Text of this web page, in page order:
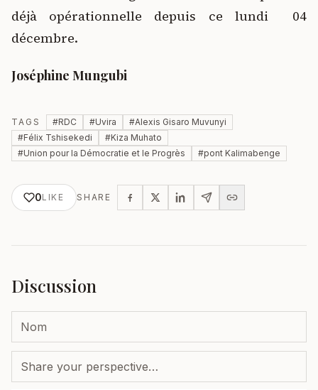
déjà opérationnelle depuis ce lundi 04
décembre.
Joséphine Mungubi
TAGS #RDC #Uvira #Alexis Gisaro Muvunyi
#Félix Tshisekedi #Kiza Muhato
#Union pour la Démocratie et le Progrès #pont Kalimabenge
0LIKE SHARE
Discussion